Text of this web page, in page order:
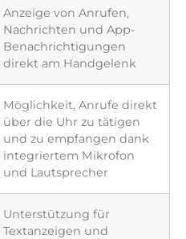
Anzeige von Anrufen,
Nachrichten und App-
Benachrichtigungen
direkt am Handgelenk
Möglichkeit, Anrufe direkt
über die Uhr zu tätigen
und zu empfangen dank
integriertem Mikrofon
und Lautsprecher
Unterstützung für
Textanzeigen und